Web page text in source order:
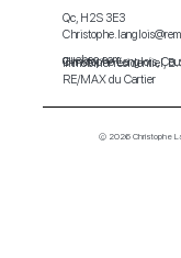
© 2026 Christophe
Qc, H2S 3E3
quebec.com
Christophe Langlois, Courtier immobilier
RE/MAX du Cartier